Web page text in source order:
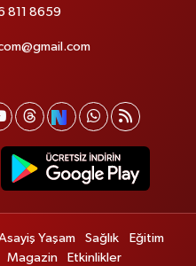
811 8659
Yaşam Sağlık
Eğitim
Magazin Etkinlikler